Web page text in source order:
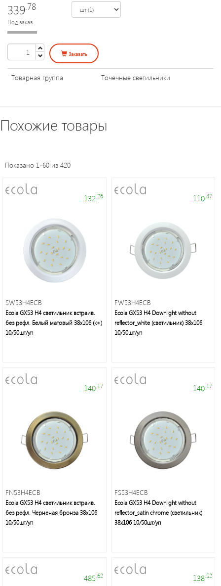
Уличное
освещение
Электроустановочные
изделия
Таймеры,
Фонари
светодиодные
Светильники
банные
Дверные
Светодиодная
лента/
неон
аксессуары
Светильники
Downlight
339.78
Под заказ
Заказать
Товарная группа Точечные светильники
Похожие товары
Показано 1-60 из 420
132 .26
SW53H4ECB
Ecola GX53 H4 светильник встраив.
без рефл. Белый матовый 38x106 (к+)
10/50шт/уп
110.47
FW53H4ECB
Ecola GX53 H4 Downlight without
reflector_white (светильник) 38x106
10/50шт/уп
140 .17
FN53H4ECB
Ecola GX53 H4 светильник встраив.
без рефл. Черненая бронза 38x106
10/50шт/уп
140.17
FS53H4ECB
Ecola GX53 H4 Downlight without
reflector_satin chrome (светильник)
38х106 10/50шт/уп
485 .62 138 .52